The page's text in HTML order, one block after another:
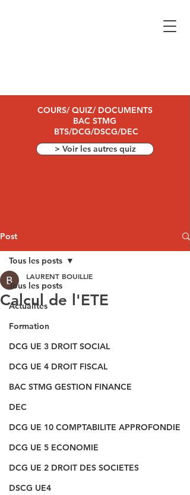
COURS/ QUIZ/ DOCUMENTS
BAC STMG
BTS/DCG/DSCG/DEC
> Voir les autres quiz
Post
Tous les posts
Actualités
Formation
DCG UE 3 DROIT SOCIAL
DCG UE 4 DROIT FISCAL
BAC STMG GESTION FINANCE
DEC
DCG UE 10 COMPTABILITE APPROFONDIE
DCG UE 5 ECONOMIE
DCG UE 2 DROIT DES SOCIETES
DSCG UE4
Tous les posts
Calcul de l'ETE
LAURENT BOUILLIE